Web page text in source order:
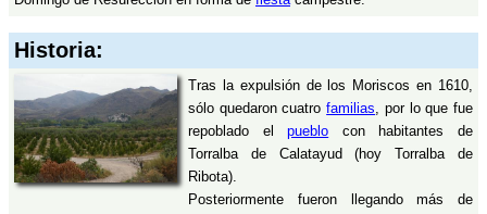
Historia:
Tras la expulsión de los Moriscos en 1610,
sólo quedaron cuatrofamilias, por lo que fue
repoblado elpueblo con habitantes de
Torralba de Calatayud (hoy Torralba de
Ribota).
Posteriormente fueron llegando más de